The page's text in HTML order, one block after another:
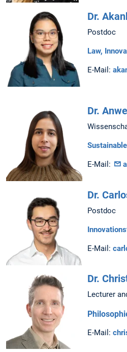
Dr.
Postdoc
Law,
E-Mail:
Dr.
E-Mail:
Dr.
Postdoc
E-Mail:
Dr.
Lecturer
E-Mail: